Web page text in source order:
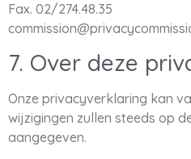
Fax. 02/274.48.35
7. Over deze
Onze privacyverklaring kan
wijzigingen zullen steeds op
aangegeven.